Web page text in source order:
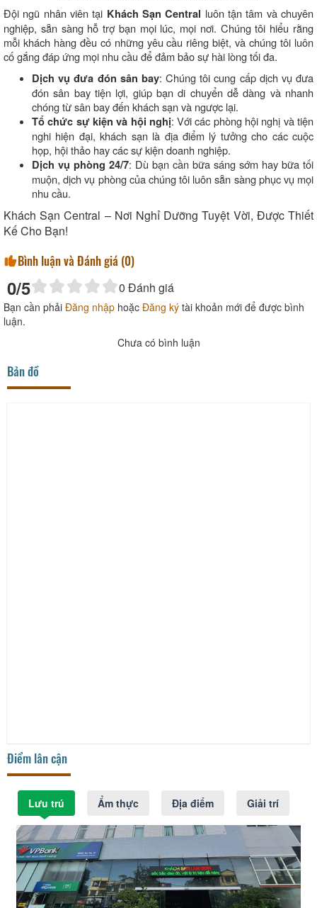
Đội ngũ nhân viên tại Khách Sạn Central luôn tận tâm và chuyên
nghiệp, sẵn sàng hỗ trợ bạn mọi lúc, mọi nơi. Chúng tôi hiểu rằng
mỗi khách hàng đều có những yêu cầu riêng biệt, và chúng tôi luôn
cố gắng đáp ứng mọi nhu cầu để đảm bảo sự hài lòng tối đa.
Dịch vụ đưa đón sân bay: Chúng tôi cung cấp dịch vụ đưa
đón sân bay tiện lợi, giúp bạn di chuyển dễ dàng và nhanh
chóng từ sân bay đến khách sạn và ngược lại.
Tổ chức sự kiện và hội nghị: Với các phòng hội nghị và tiện
nghi hiện đại, khách sạn là địa điểm lý tưởng cho các cuộc
họp, hội thảo hay các sự kiện doanh nghiệp.
Dịch vụ phòng 24/7: Dù bạn cần bữa sáng sớm hay bữa tối
muộn, dịch vụ phòng của chúng tôi luôn sẵn sàng phục vụ mọi
nhu cầu.
Khách Sạn Central – Nơi Nghỉ Dưỡng Tuyệt Vời, Được Thiết
Kế Cho Bạn!
Bình luận và Đánh giá (0)
0/5 0 Đánh giá
Bạn cần phải Đăng nhập hoặc Đăng ký tài khoản mới để được bình
luận.
Chưa có bình luận
Bản đồ
Điểm lân cận
Lưu trú Ẩm thực Địa điểm Giải trí